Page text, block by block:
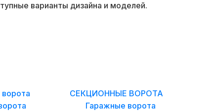
варианты дизайна и моделей.
СЕКЦИОННЫЕ ВОРОТА
Гаражные ворота